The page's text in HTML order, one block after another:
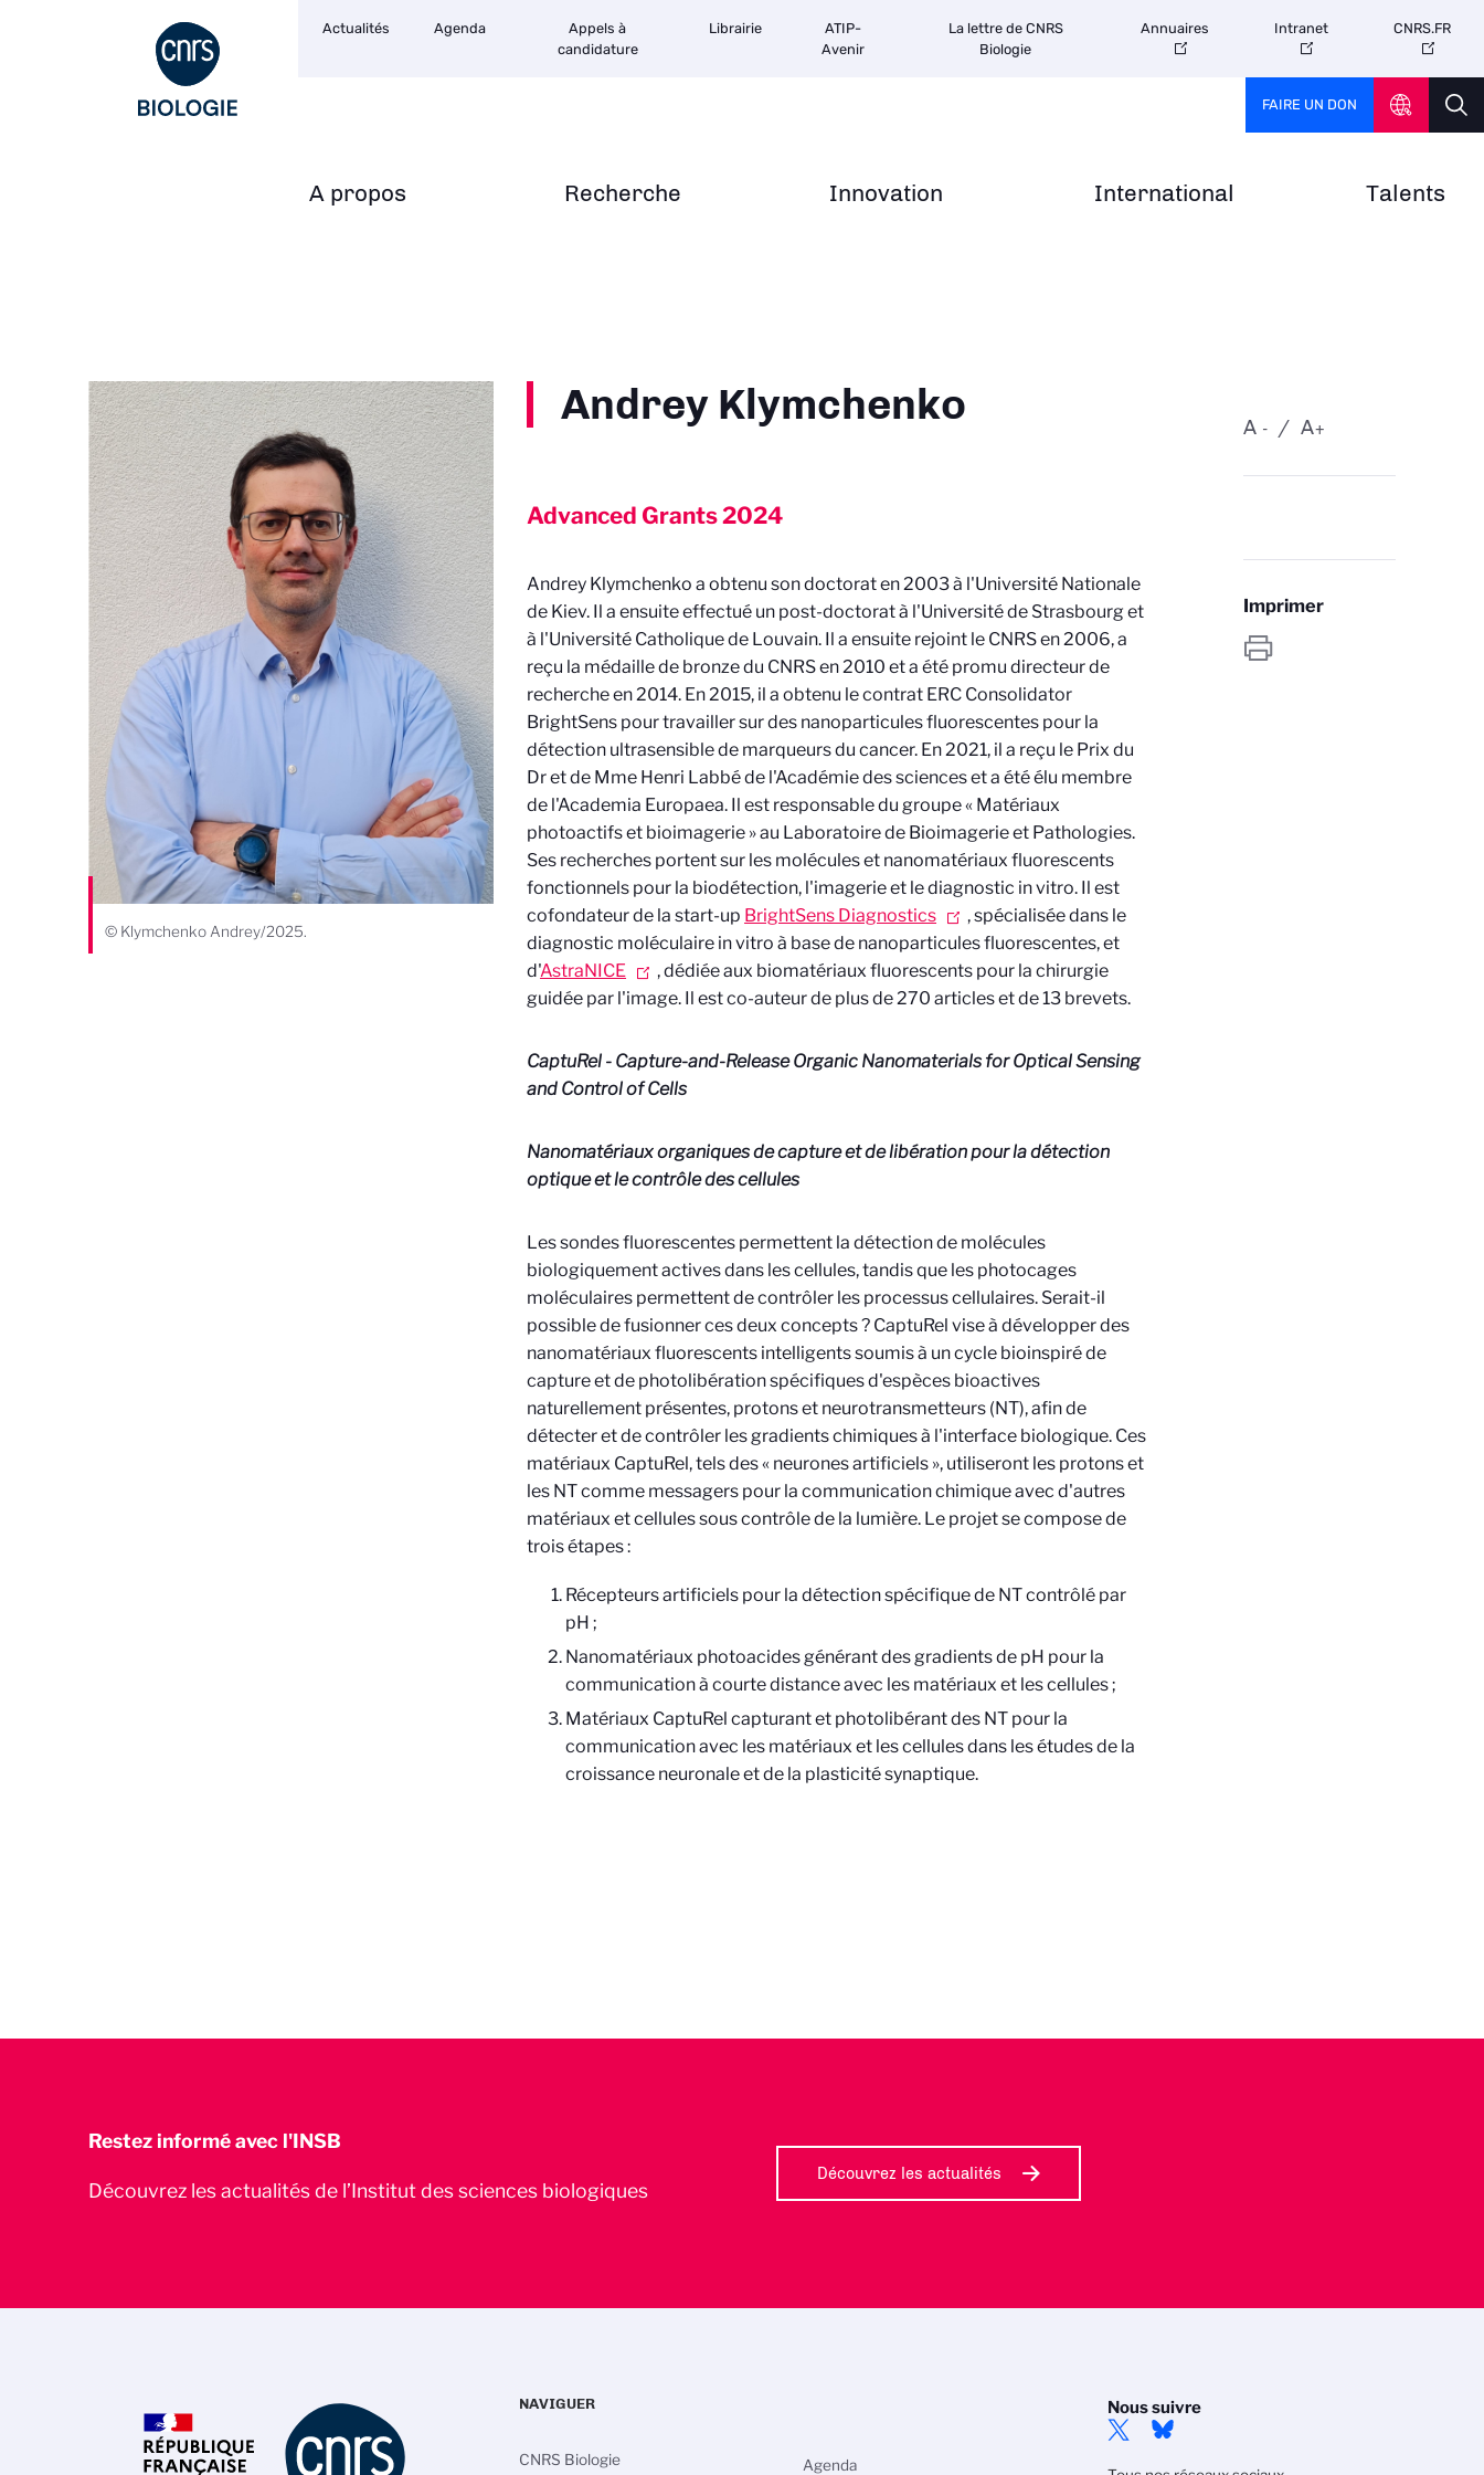
Navigation
A propos Recherche Innovation International Talents
secondaire
Actualités Agenda
Appels à
candidature
Librairie
ATIP-
Avenir
La lettre de CNRS
Biologie
Annuaires Intranet CNRS.FR
FAIRE UN DON
© Klymchenko Andrey/2025.
Andrey Klymchenko
Advanced Grants2024
Andrey Klymchenko a obtenu son doctorat en 2003 à l'Université Nationale
de Kiev. Il a ensuite effectué un post-doctorat à l'Université de Strasbourg et
à l'Université Catholique de Louvain. Il a ensuite rejoint le CNRS en 2006, a
reçu la médaille de bronze du CNRS en 2010 et a été promu directeur de
recherche en 2014. En 2015, il a obtenu le contrat ERC Consolidator
BrightSens pour travailler sur des nanoparticules fluorescentes pour la
détection ultrasensible de marqueurs du cancer. En 2021, il a reçu le Prix du
Dr et de Mme Henri Labbé de l'Académie des sciences et a été élu membre
de l'Academia Europaea. Il est responsable du groupe « Matériaux
photoactifs et bioimagerie » au Laboratoire de Bioimagerie et Pathologies.
Ses recherches portent sur les molécules et nanomatériaux fluorescents
fonctionnels pour la biodétection, l'imagerie et le diagnostic in vitro. Il est
cofondateur de la start-up BrightSens Diagnostics
, spécialisée dans le
diagnostic moléculaire in vitro à base de nanoparticules fluorescentes, et
d'AstraNICE
, dédiée aux biomatériaux fluorescents pour la chirurgie
guidée par l'image. Il est co-auteur de plus de 270 articles et de 13 brevets.
CaptuRel - Capture-and-Release Organic Nanomaterials for Optical Sensing
and Control of Cells
Nanomatériaux organiques de capture et de libération pour la détection
optique et le contrôle des cellules
Les sondes fluorescentes permettent la détection de molécules
biologiquement actives dans les cellules, tandis que les photocages
moléculaires permettent de contrôler les processus cellulaires. Serait-il
possible de fusionner ces deux concepts ? CaptuRel vise à développer des
nanomatériaux fluorescents intelligents soumis à un cycle bioinspiré de
capture et de photolibération spécifiques d'espèces bioactives
naturellement présentes, protons et neurotransmetteurs (NT), afin de
détecter et de contrôler les gradients chimiques à l'interface biologique. Ces
matériaux CaptuRel, tels des « neurones artificiels », utiliseront les protons et
les NT comme messagers pour la communication chimique avec d'autres
matériaux et cellules sous contrôle de la lumière. Le projet se compose de
trois étapes :
Récepteurs artificiels pour la détection spécifique de NT contrôlé par
pH ;
Nanomatériaux photoacides générant des gradients de pH pour la
communication à courte distance avec les matériaux et les cellules ;
Matériaux CaptuRel capturant et photolibérant des NT pour la
communication avec les matériaux et les cellules dans les études de la
croissance neuronale et de la plasticité synaptique.
-
A +
A
Imprimer
Restez informé avec l'INSB
Découvrez les actualités de l’Institut des sciences biologiques
Découvrez les actualités
Nous suivre
NAVIGUER
CNRS Biologie Agenda